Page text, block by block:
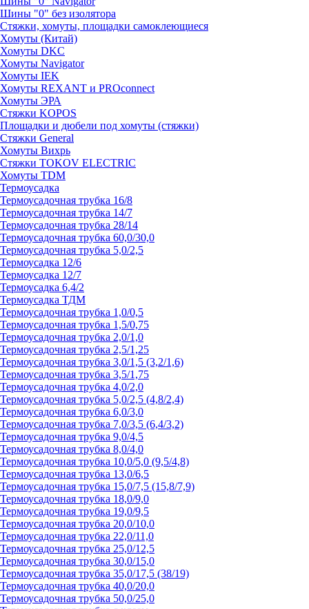
Шины "0" без изолятора
Стяжки, хомуты, площадки самоклеющиеся
Хомуты (Китай)
Хомуты DKC
Хомуты Navigator
Хомуты IEK
Хомуты REXANT и PROconnect
Хомуты ЭРА
Стяжки KOPOS
Площадки и дюбели под хомуты (стяжки)
Стяжки General
Хомуты Вихрь
Стяжки TOKOV ELECTRIC
Хомуты TDM
Термоусадка
Термоусадочная трубка 16/8
Термоусадочная трубка 14/7
Термоусадочная трубка 28/14
Термоусадочная трубка 60,0/30,0
Термоусадочная трубка 5,0/2,5
Термоусадка 12/6
Термоусадка 12/7
Термоусадка 6,4/2
Термоусадка ТДМ
Термоусадочная трубка 1,0/0,5
Термоусадочная трубка 1,5/0,75
Термоусадочная трубка 2,0/1,0
Термоусадочная трубка 2,5/1,25
Термоусадочная трубка 3,0/1,5 (3,2/1,6)
Термоусадочная трубка 3,5/1,75
Термоусадочная трубка 4,0/2,0
Термоусадочная трубка 5,0/2,5 (4,8/2,4)
Термоусадочная трубка 6,0/3,0
Термоусадочная трубка 7,0/3,5 (6,4/3,2)
Термоусадочная трубка 9,0/4,5
Термоусадочная трубка 8,0/4,0
Термоусадочная трубка 10,0/5,0 (9,5/4,8)
Термоусадочная трубка 13,0/6,5
Термоусадочная трубка 15,0/7,5 (15,8/7,9)
Термоусадочная трубка 18,0/9,0
Термоусадочная трубка 19,0/9,5
Термоусадочная трубка 20,0/10,0
Термоусадочная трубка 22,0/11,0
Термоусадочная трубка 25,0/12,5
Термоусадочная трубка 30,0/15,0
Термоусадочная трубка 35,0/17,5 (38/19)
Термоусадочная трубка 40,0/20,0
Термоусадочная трубка 50,0/25,0